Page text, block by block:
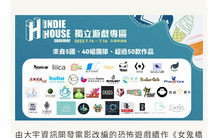
由大宇資訊開發電影改編的恐怖遊戲續作《女鬼橋